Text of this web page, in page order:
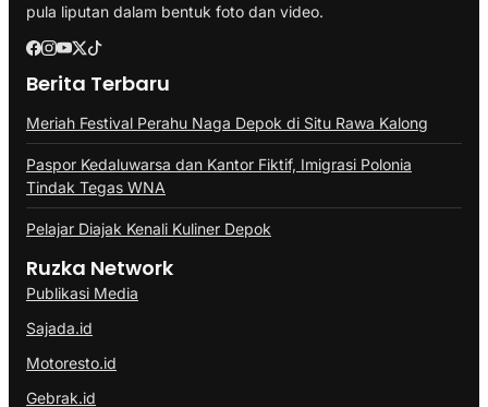
pula liputan dalam bentuk foto dan video.
Berita Terbaru
Meriah Festival Perahu Naga Depok di Situ Rawa Kalong
Paspor Kedaluwarsa dan Kantor Fiktif, Imigrasi Polonia
Tindak Tegas WNA
Pelajar Diajak Kenali Kuliner Depok
Ruzka Network
Publikasi Media
Sajada.id
Motoresto.id
Gebrak.id